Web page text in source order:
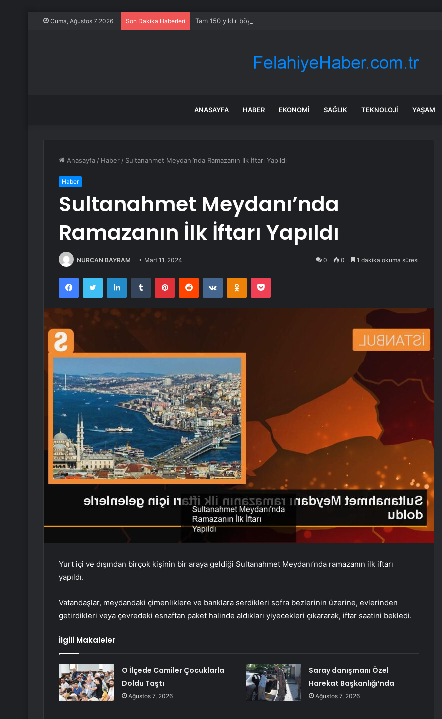
Cuma, Ağustos 7 2026 Son Dakika Haberleri Tam 150 yıldır böyle bir şey olmamıştı: 2027’de dünya için kritik süreç başlıyor
ANASAYFA HABER EKONOMI SAĞLIK TEKNOLOJI YAŞAM
Anasayfa / Haber / Sultanahmet Meydanı’nda Ramazanın İlk İftarı Yapıldı
Haber
Sultanahmet Meydanı’nda
Ramazanın İlk İftarı Yapıldı
NURCAN BAYRAM Mart 11, 2024 0 0 1 dakika okuma süresi
FacebookTwitter LinkedInTumblr PinterestReddit VKontakteOdnoklassniki
Pocket
Yurt içi ve dışından birçok kişinin bir araya geldiği Sultanahmet Meydanı’nda ramazanın ilk iftarı
yapıldı.
Vatandaşlar, meydandaki çimenliklere ve banklara serdikleri sofra bezlerinin üzerine, evlerinden
getirdikleri veya çevredeki esnaftan paket halinde aldıkları yiyecekleri çıkararak, iftar saatini bekledi.
İlgili Makaleler
O İlçede Camiler Çocuklarla
Doldu Taştı
Ağustos 7, 2026
Saray danışmanı Özel
Harekat Başkanlığı’nda
Ağustos 7, 2026